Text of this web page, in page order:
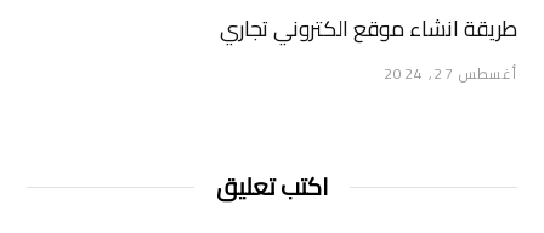
طريقة انشاء موقع الكتروني تجاري
أغسطس 27, 2024
اكتب تعليق